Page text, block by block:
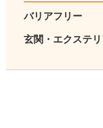
バリアフリー
玄関・エクステ